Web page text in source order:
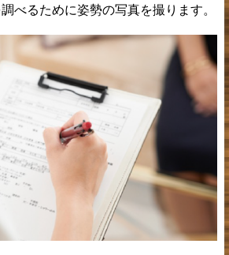
べるために姿勢の写真を撮ります。